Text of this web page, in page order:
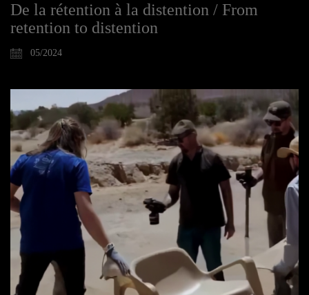
De la rétention à la distention / From
retention to distention
05/2024